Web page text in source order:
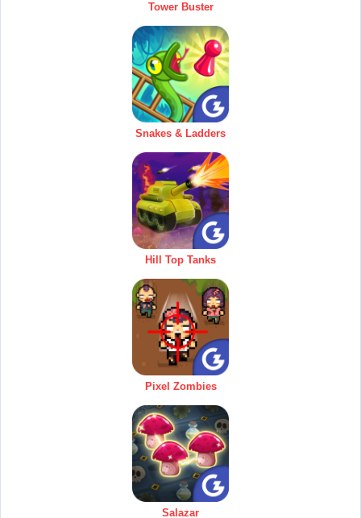
Tower Buster
Snakes & Ladders
Hill Top Tanks
Pixel Zombies
Salazar